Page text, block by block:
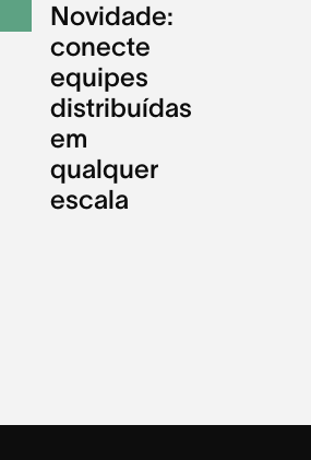
Novidade:
conecte
equipes
distribuídas
em
qualquer
escala